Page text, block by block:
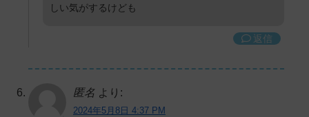
しい気がするけども
返信
匿名 より:
2024年5月8日 4:37 PM